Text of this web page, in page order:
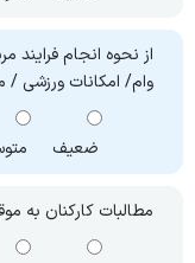
از نحوه انجام فرایند
وام/ امکانات ورزشی /
ضعیف
مطالبات کارکنان به